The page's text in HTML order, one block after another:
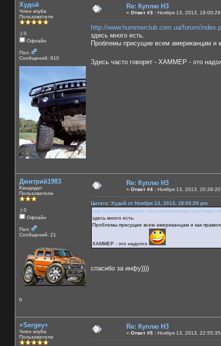
Худой
Член клуба
Пользователи
:) 0
Офлайн
Пол:
Сообщений: 910
Re: Куплю H3
« Ответ #3 : Ноября 13, 2013,
http://www.hummerclub.com.ua/forum/
здесь много есть.
Проблемы присущие всем американцам и
Здесь часто говорят - ХАММЕР - это
Дмитрий1983
Кандидат
Пользователи
:) 0
Офлайн
Пол:
Сообщений: 21
b
Re: Куплю H3
« Ответ #4 : Ноября 13, 2013,
Цитата: Худой от Ноября 13, 2013, 18:00:29 pm
http://www.hummerclub.com.ua/forum/
здесь много есть.
Проблемы присущие всем американцам и как
ХАММЕР - это надолго
спасибо за инфу))))
+Sergey+
Член клуба
Пользователи
Re: Куплю H3
« Ответ #5 : Ноября 13, 2013,